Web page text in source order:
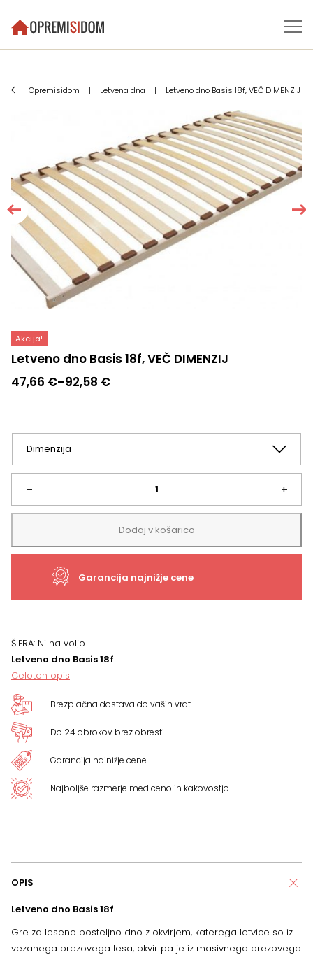
Opremisidom | Letvena dna | Letveno dno Basis 18f, VEČ DIMENZIJ
Akcija!
Letveno dno Basis 18f, VEČ DIMENZIJ
47,66 €–92,58 €
Cenovni
47,66 €
92,58 €
–
Letveno
dno
Basis
DIMENZIJ
+
Dodaj v košarico
Garancija najnižje cene
ŠIFRA: Ni na voljo
Letveno dno Basis 18f
Celoten opis
Brezplačna dostava do vaših vrat
Do 24 obrokov brez obresti
Garancija najnižje cene
Najboljše razmerje med ceno in kakovostjo
OPIS
Letveno dno Basis 18f
Gre za leseno posteljno dno z okvirjem, katerega letvice so iz
vezanega brezovega lesa, okvir pa je iz masivnega brezovega